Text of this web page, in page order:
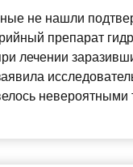
не нашли
препарат
лечении
невероятными